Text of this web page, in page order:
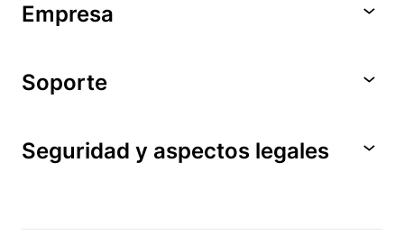
Empresa
Soporte
Seguridad y aspectos legales